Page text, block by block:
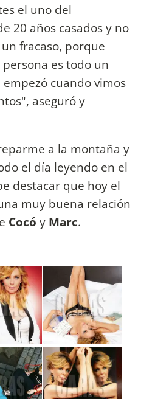
el uno del
20 años casados y no
fracaso, porque
es todo un
cuando vimos
aseguró y
a la montaña y
el día leyendo en el
destacar que hoy el
muy buena relación
Cocó y Marc.